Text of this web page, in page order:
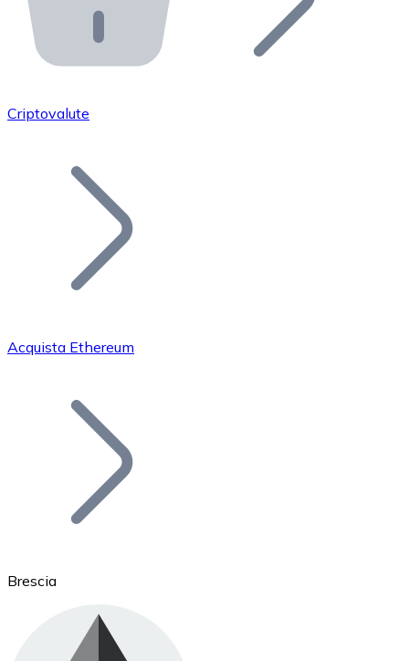
API Bitnovo
Integra la nostra API nel tuo ecosistema.
Unisciti alla nostra rete di rivenditori e
Aggiungi il token del tuo progetto al nostro servizio di
Bitcoin
Criptovalute
Acquista Ethereum
Brescia